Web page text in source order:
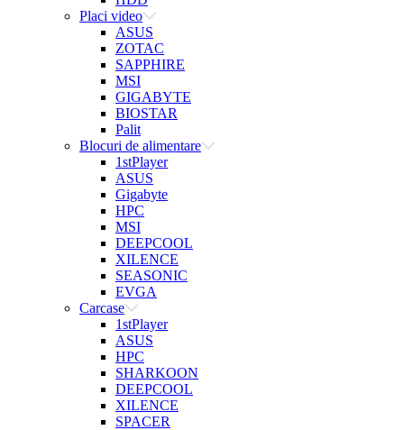
Placi video
ASUS
ZOTAC
SAPPHIRE
MSI
GIGABYTE
BIOSTAR
Palit
Blocuri de alimentare
1stPlayer
ASUS
Gigabyte
HPC
MSI
DEEPCOOL
XILENCE
SEASONIC
EVGA
Carcase
1stPlayer
ASUS
HPC
SHARKOON
DEEPCOOL
XILENCE
SPACER